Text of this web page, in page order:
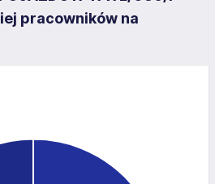
pracowników na